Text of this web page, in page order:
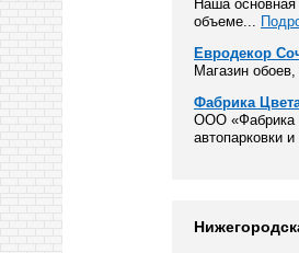
Наша
объеме...
Евродекор
Магазин
Фабрика
ООО «Фабрика
автопарковки